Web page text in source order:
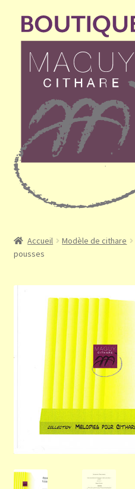
Aller
navigation
Aller
contenu
Mon compte
Validation de la commande
Accueil Modèle de cithare
pousses